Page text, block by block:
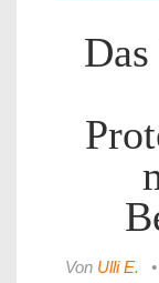
Von Ulli E. •